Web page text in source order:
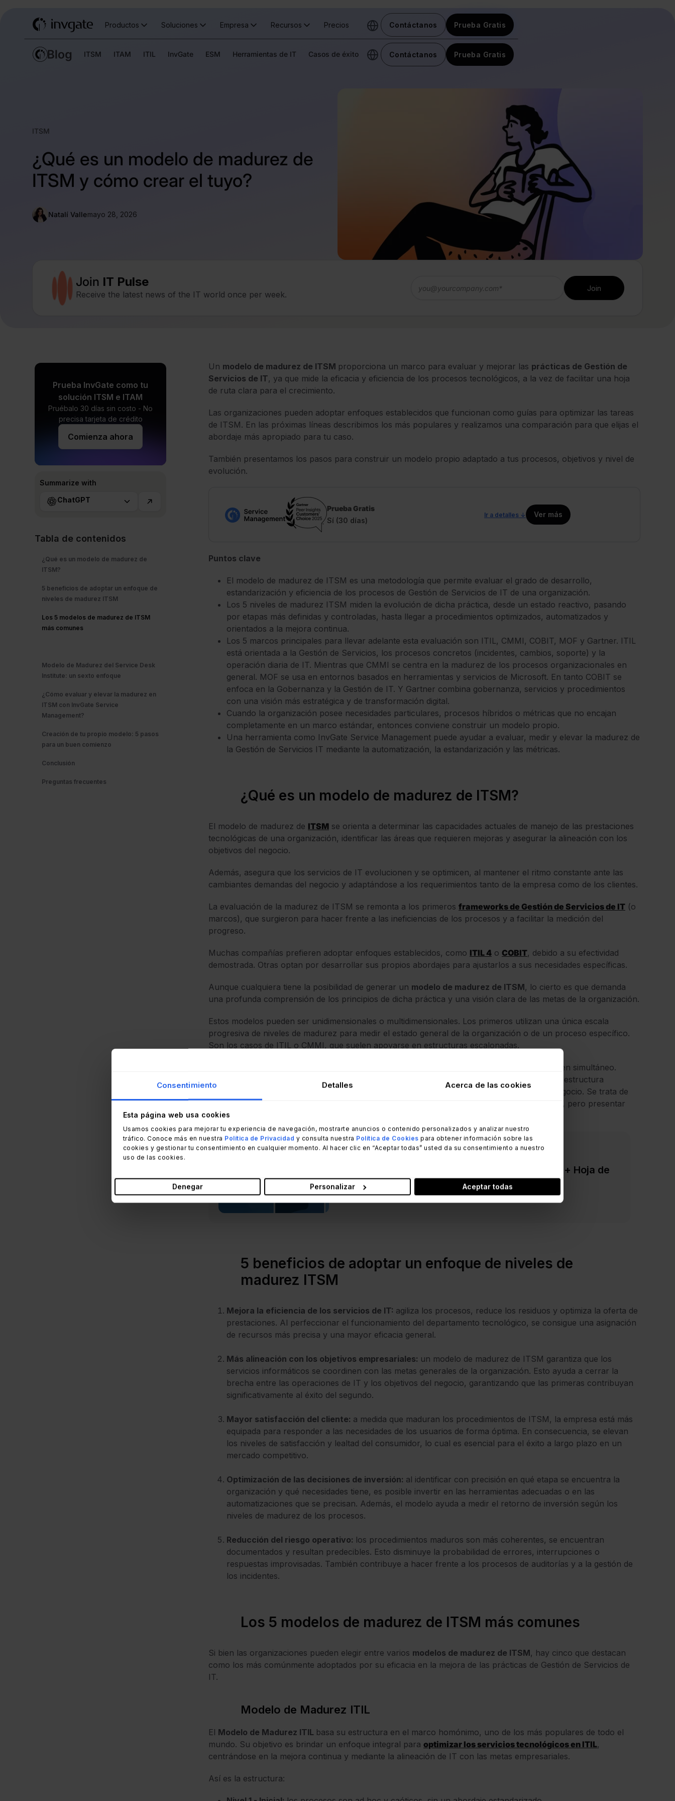
Consentimiento Detalles Acerca de las cookies
Esta página web usa cookies
Usamos cookies para mejorar tu experiencia de navegación, mostrarte anuncios o contenido personalizados y analizar nuestro
tráfico. Conoce más en nuestra Política de Privacidad y consulta nuestra Política de Cookies para obtener información sobre las
cookies y gestionar tu consentimiento en cualquier momento. Al hacer clic en “Aceptar todas” usted da su consentimiento a nuestro
uso de las cookies.
Denegar Personalizar Aceptar todas
Productos Soluciones Empresa Recursos Precios Contáctanos Prueba Gratis
ITSM ITAM ITIL InvGate ESM Herramientas de IT Casos de éxito Contáctanos Prueba Gratis
ITSM
¿Qué es un modelo de madurez de
ITSM y cómo crear el tuyo?
Natalí Vallemayo 28, 2026
Join IT Pulse
Receive the latest news of the IT world once per week.
Prueba InvGate como tu
solución ITSM e ITAM
Pruébalo 30 días sin costo - No
precisa tarjeta de crédito
Comienza ahora
Summarize with
ChatGPT
Tabla de contenidos
¿Qué es un modelo de madurez de
ITSM?
5 beneficios de adoptar un enfoque de
niveles de madurez ITSM
Los 5 modelos de madurez de ITSM
más comunes
Modelo de Madurez del Service Desk
Institute: un sexto enfoque
¿Cómo evaluar y elevar la madurez en
ITSM con InvGate Service
Management?
Creación de tu propio modelo: 5 pasos
para un buen comienzo
Conclusión
Preguntas frecuentes
Un modelo de madurez de ITSM proporciona un marco para evaluar y mejorar las prácticas de Gestión de
Servicios de IT, ya que mide la eficacia y eficiencia de los procesos tecnológicos, a la vez de facilitar una hoja
de ruta clara para el crecimiento.
Las organizaciones pueden adoptar enfoques establecidos que funcionan como guías para optimizar las tareas
de ITSM. En las próximas líneas describimos los más populares y realizamos una comparación para que elijas el
abordaje más apropiado para tu caso.
También presentamos los pasos para construir un modelo propio adaptado a tus procesos, objetivos y nivel de
evolución.
Prueba Gratis
Sí (30 días)
Ir a detalles ↓ Ver más
Puntos clave
El modelo de madurez de ITSM es una metodología que permite evaluar el grado de desarrollo,
estandarización y eficiencia de los procesos de Gestión de Servicios de IT de una organización.
Los 5 niveles de madurez ITSM miden la evolución de dicha práctica, desde un estado reactivo, pasando
por etapas más definidas y controladas, hasta llegar a procedimientos optimizados, automatizados y
orientados a la mejora continua.
Los 5 marcos principales para llevar adelante esta evaluación son ITIL, CMMI, COBIT, MOF y Gartner. ITIL
está orientada a la Gestión de Servicios, los procesos concretos (incidentes, cambios, soporte) y la
operación diaria de IT. Mientras que CMMI se centra en la madurez de los procesos organizacionales en
general. MOF se usa en entornos basados en herramientas y servicios de Microsoft. En tanto COBIT se
enfoca en la Gobernanza y la Gestión de IT. Y Gartner combina gobernanza, servicios y procedimientos
con una visión más estratégica y de transformación digital.
Cuando la organización posee necesidades particulares, procesos híbridos o métricas que no encajan
completamente en un marco estándar, entonces conviene construir un modelo propio.
Una herramienta como InvGate Service Management puede ayudar a evaluar, medir y elevar la madurez de
la Gestión de Servicios IT mediante la automatización, la estandarización y las métricas.
¿Qué es un modelo de madurez de ITSM?
El modelo de madurez de ITSM se orienta a determinar las capacidades actuales de manejo de las prestaciones
tecnológicas de una organización, identificar las áreas que requieren mejoras y asegurar la alineación con los
objetivos del negocio.
Además, asegura que los servicios de IT evolucionen y se optimicen, al mantener el ritmo constante ante las
cambiantes demandas del negocio y adaptándose a los requerimientos tanto de la empresa como de los clientes.
La evaluación de la madurez de ITSM se remonta a los primeros frameworks de Gestión de Servicios de IT (o
marcos), que surgieron para hacer frente a las ineficiencias de los procesos y a facilitar la medición del
progreso.
Muchas compañías prefieren adoptar enfoques establecidos, como ITIL 4 o COBIT, debido a su efectividad
demostrada. Otras optan por desarrollar sus propios abordajes para ajustarlos a sus necesidades específicas.
Aunque cualquiera tiene la posibilidad de generar un modelo de madurez de ITSM, lo cierto es que demanda
una profunda comprensión de los principios de dicha práctica y una visión clara de las metas de la organización.
Estos modelos pueden ser unidimensionales o multidimensionales. Los primeros utilizan una única escala
progresiva de niveles de madurez para medir el estado general de la organización o de un proceso específico.
Son los casos de ITIL o CMMI, que suelen apoyarse en estructuras escalonadas.
Mientras que los modelos multidimensionales evalúan la madurez desde varias perspectivas en simultáneo.
Además de analizar procesos, consideran factores como la
gobernanza IT
, la tecnología, la estructura
organizacional, las capacidades del equipo, la experiencia del usuario y los resultados del negocio. Se trata de
una visión más completa, considerando que la empresa puede tener procesos bien definidos, pero presentar
dificultades en la automatización, las métricas o la alineación estratégica.
La guía definitiva de los frameworks de ITSM [+ Hoja de
ayuda descargable gratuita]
Read Article
5 beneficios de adoptar un enfoque de niveles de
madurez ITSM
Mejora la eficiencia de los servicios de IT: agiliza los procesos, reduce los residuos y optimiza la oferta de
prestaciones. Al perfeccionar el funcionamiento del departamento tecnológico, se consigue una asignación
de recursos más precisa y una mayor eficacia general.
Más alineación con los objetivos empresariales: un modelo de madurez de ITSM garantiza que los
servicios informáticos se coordinen con las metas generales de la organización. Esto ayuda a cerrar la
brecha entre las operaciones de IT y los objetivos del negocio, garantizando que las primeras contribuyan
significativamente al éxito del segundo.
Mayor satisfacción del cliente: a medida que maduran los procedimientos de ITSM, la empresa está más
equipada para responder a las necesidades de los usuarios de forma óptima. En consecuencia, se elevan
los niveles de satisfacción y lealtad del consumidor, lo cual es esencial para el éxito a largo plazo en un
mercado competitivo.
Optimización de las decisiones de inversión: al identificar con precisión en qué etapa se encuentra la
organización y qué necesidades tiene, es posible invertir en las herramientas adecuadas o en las
automatizaciones que se precisan. Además, el modelo ayuda a medir el retorno de inversión según los
niveles de madurez de los procesos.
Reducción del riesgo operativo: los procedimientos maduros son más coherentes, se encuentran
documentados y resultan predecibles. Esto disminuye la probabilidad de errores, interrupciones o
respuestas improvisadas. También contribuye a hacer frente a los procesos de auditorías y a la gestión de
los incidentes.
Los 5 modelos de madurez de ITSM más comunes
Si bien las organizaciones pueden elegir entre varios modelos de madurez de ITSM, hay cinco que destacan
como los más comúnmente adoptados por su eficacia en la mejora de las prácticas de Gestión de Servicios de
IT.
Modelo de Madurez ITIL
El Modelo de Madurez ITIL basa su estructura en el marco homónimo, uno de los más populares de todo el
mundo. Su objetivo es brindar un enfoque integral para optimizar los servicios tecnológicos en ITIL,
centrándose en la mejora continua y mediante la alineación de IT con las metas empresariales.
Así es la estructura: